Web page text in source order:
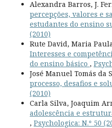
Alexandra Barros, J.
percepções, valores e
estudantes do ensino
(2010)
Rute David, Maria
Interesses e
do ensino básico ,
José Manuel Tomás da
processo, desafios e
(2010)
Carla Silva, Joaquim
adolescência e
, Psychologica: N.º 50